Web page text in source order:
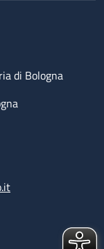
di Bologna